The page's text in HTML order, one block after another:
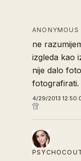
ANONYMOUS
ne
izgleda kao
nije dalo
fotografirati.
4/29/2013